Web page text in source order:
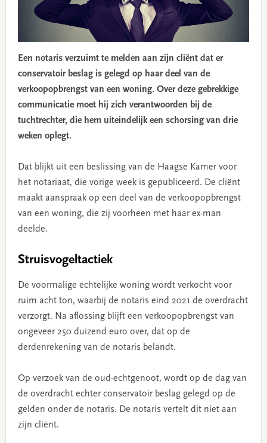
Een notaris verzuimt te melden aan zijn cliënt dat er
conservatoir beslag is gelegd op haar deel van de
verkoopopbrengst van een woning. Over deze gebrekkige
communicatie moet hij zich verantwoorden bij de
tuchtrechter, die hem uiteindelijk een schorsing van drie
weken oplegt.
Dat blijkt uit een beslissing van de Haagse Kamer voor
het notariaat, die vorige week is gepubliceerd. De cliënt
maakt aanspraak op een deel van de verkoopopbrengst
van een woning, die zij voorheen met haar ex-man
deelde.
Struisvogeltactiek
De voormalige echtelijke woning wordt verkocht voor
ruim acht ton, waarbij de notaris eind 2021 de overdracht
verzorgt. Na aflossing blijft een verkoopopbrengst van
ongeveer 250 duizend euro over, dat op de
derdenrekening van de notaris belandt.
Op verzoek van de oud-echtgenoot, wordt op de dag van
de overdracht echter conservatoir beslag gelegd op de
gelden onder de notaris. De notaris vertelt dit niet aan
zijn cliënt.